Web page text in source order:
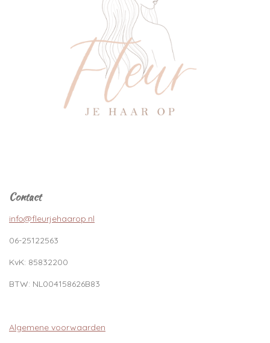
Contact
info@fleurjehaarop.nl
06-25122563
KvK: 85832200
BTW: NL004158626B83
Algemene voorwaarden